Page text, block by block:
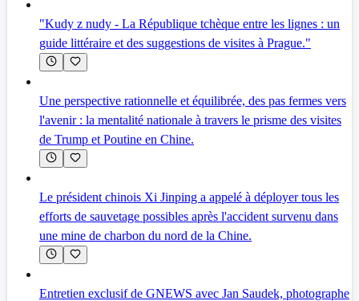
"Kudy z nudy - La République tchèque entre les lignes : un
guide littéraire et des suggestions de visites à Prague."
Une perspective rationnelle et équilibrée, des pas fermes vers
l'avenir : la mentalité nationale à travers le prisme des visites
de Trump et Poutine en Chine.
Le président chinois Xi Jinping a appelé à déployer tous les
efforts de sauvetage possibles après l'accident survenu dans
une mine de charbon du nord de la Chine.
Entretien exclusif de GNEWS avec Jan Saudek, photographe